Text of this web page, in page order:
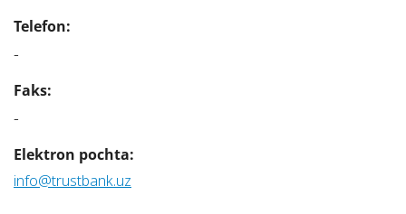
Telefon:
-
Faks:
-
Elektron pochta:
info@trustbank.uz